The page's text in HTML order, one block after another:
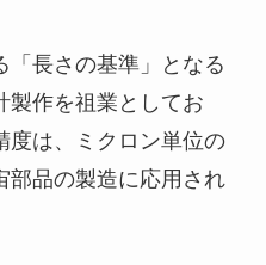
「長さの基準」となる
製作を祖業としてお
度は、ミクロン単位の
部品の製造に応用され